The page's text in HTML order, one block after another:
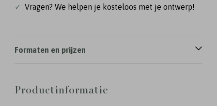
✓ Vragen? We helpen je kosteloos met je ontwerp!
Formaten en prijzen
Productinformatie